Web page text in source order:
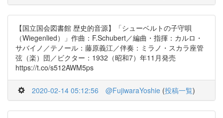
【国立国会図書館 歴史的音源】「シューベルトの子守唄
（Wiegenlied）」作曲：F.Schubert／編曲・指揮：カルロ・
サバイノ／テノール：藤原義江／伴奏：ミラノ・スカラ座管
弦（楽）団／ビクター：1932（昭和7）年11月発売
https://t.co/s512AWM5ps
2020-02-14 05:12:56 @FujiwaraYoshie (投稿一覧)